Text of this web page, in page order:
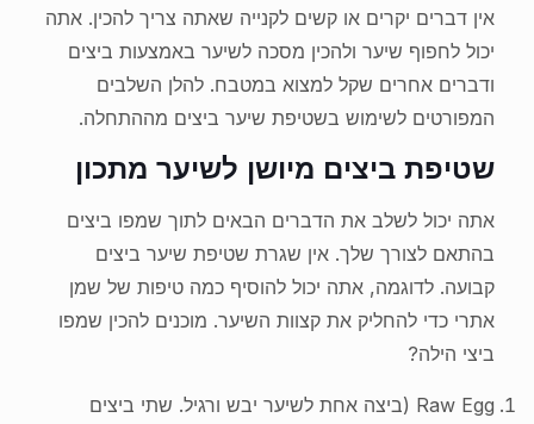
אין דברים יקרים או קשים לקנייה שאתה צריך להכין. אתה
יכול לחפוף שיער ולהכין מסכה לשיער באמצעות ביצים
ודברים אחרים שקל למצוא במטבח. להלן השלבים
המפורטים לשימוש בשטיפת שיער ביצים מההתחלה.
שטיפת ביצים מיושן לשיער מתכון
אתה יכול לשלב את הדברים הבאים לתוך שמפו ביצים
בהתאם לצורך שלך. אין שגרת שטיפת שיער ביצים
קבועה. לדוגמה, אתה יכול להוסיף כמה טיפות של שמן
אתרי כדי להחליק את קצוות השיער. מוכנים להכין שמפו
ביצי הילה?
Raw Egg (ביצה אחת לשיער יבש ורגיל. שתי ביצים